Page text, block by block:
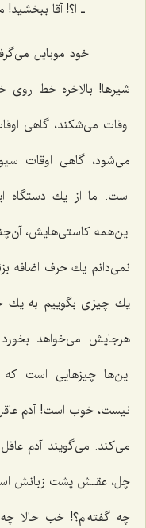
ـ ا؟! آقا ببخشید!
خود موبایل
شیرها! بالاخره خط
اوقات می‌شكند، گاهی
می‌شود، گاهی اوقات
است. ما از یك دستگاه
این‌همه كاستی‌هایش،
نمی‌دانم یك حرف اضافه
یك چیزی بگوییم به یك
هرجایش می‌خواهد
این‌ها چیزهایی است
نیست، خوب است! آدم
می‌كند. می‌گویند آدم
چل، عقلش پشت زبانش
چه گفته‌ام؟! خب حالا